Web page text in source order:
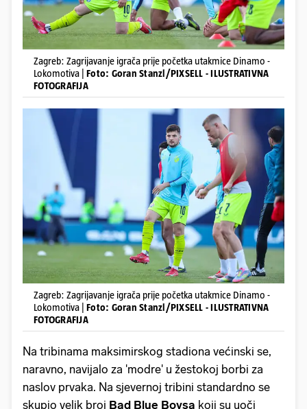
Zagreb: Zagrijavanje igrača prije početka utakmice Dinamo -
Lokomotiva | Foto: Goran Stanzl/PIXSELL - ILUSTRATIVNA
FOTOGRAFIJA
Zagreb: Zagrijavanje igrača prije početka utakmice Dinamo -
Lokomotiva | Foto: Goran Stanzl/PIXSELL - ILUSTRATIVNA
FOTOGRAFIJA
Na tribinama maksimirskog stadiona većinski se,
naravno, navijalo za 'modre' u žestokoj borbi za
naslov prvaka. Na sjevernoj tribini standardno se
skupio velik broj Bad Blue Boysa koji su uoči